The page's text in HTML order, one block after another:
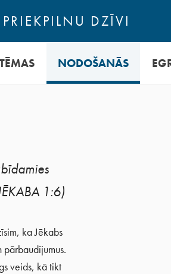
DZĪVI
NODOŠANĀS
1:6)
ka Jēkabs
pārbaudījumus.
veids, kā tikt